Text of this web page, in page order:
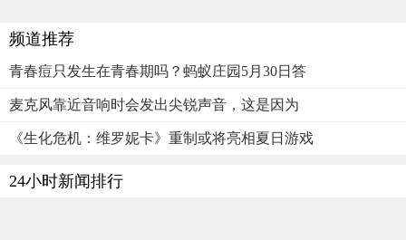
频道推荐
青春痘只发生在青春期吗？蚂蚁庄园5月30日答
麦克风靠近音响时会发出尖锐声音，这是因为
《生化危机：维罗妮卡》重制或将亮相夏日游戏
24小时新闻排行